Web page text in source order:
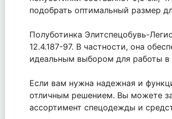
подобрать оптимальный размер
Полуботинка Элитспецобувь-
12.4.187-97. В частности, она
идеальным выбором для работы в
Если вам нужна надежная и
отличным решением. Вы можете
ассортимент спецодежды и